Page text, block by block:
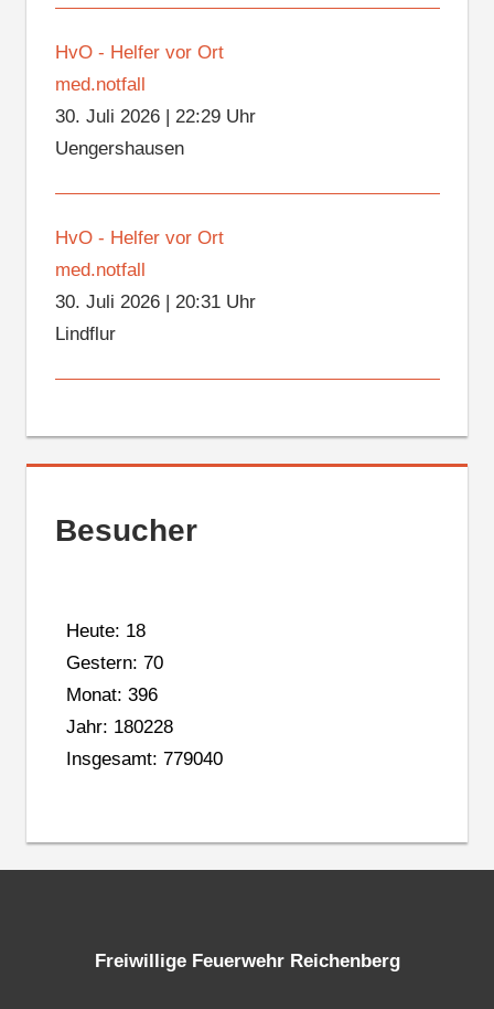
HvO - Helfer vor Ort
med.notfall
30. Juli 2026| 22:29 Uhr
Uengershausen
HvO - Helfer vor Ort
med.notfall
30. Juli 2026| 20:31 Uhr
Lindflur
Besucher
Heute: 18
Gestern: 70
Monat: 396
Jahr: 180228
Insgesamt: 779040
Freiwillige Feuerwehr Reichenberg